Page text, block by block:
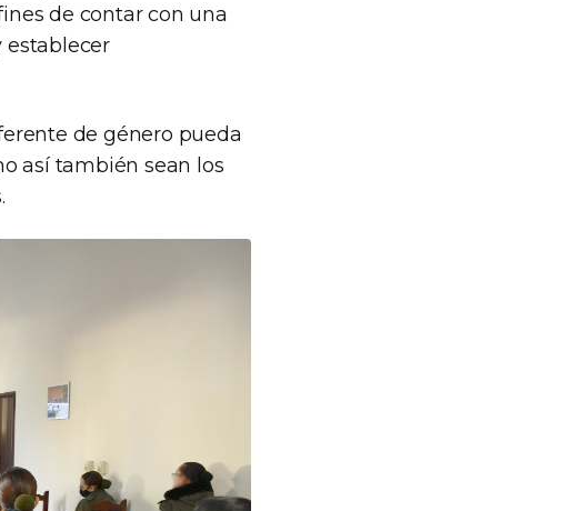
de contar con una
establecer
de género pueda
así también sean los